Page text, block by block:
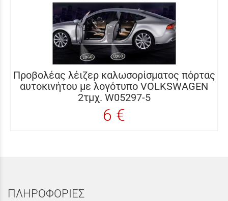
Προβολέας λέιζερ καλωσορίσματος πόρτας
αυτοκινήτου με λογότυπο VOLKSWAGEN
2τμχ. W05297-5
6 €
ΠΛΗΡΟΦΟΡΙΕΣ